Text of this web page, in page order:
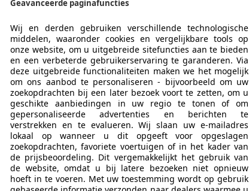
Geavanceerde paginafuncties
Wij en derden gebruiken verschillende technologische
middelen, waaronder cookies en vergelijkbare tools op
onze website, om u uitgebreide sitefuncties aan te bieden
en een verbeterde gebruikerservaring te garanderen. Via
deze uitgebreide functionaliteiten maken we het mogelijk
om ons aanbod te personaliseren - bijvoorbeeld om uw
zoekopdrachten bij een later bezoek voort te zetten, om u
geschikte aanbiedingen in uw regio te tonen of om
gepersonaliseerde advertenties en berichten te
verstrekken en te evalueren. Wij slaan uw e-mailadres
lokaal op wanneer u dit opgeeft voor opgeslagen
zoekopdrachten, favoriete voertuigen of in het kader van
de prijsbeoordeling. Dit vergemakkelijkt het gebruik van
de website, omdat u bij latere bezoeken niet opnieuw
hoeft in te voeren. Met uw toestemming wordt op gebruik